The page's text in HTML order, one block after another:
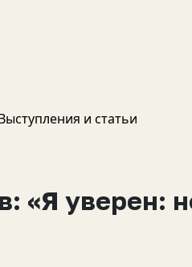
и статьи
«Я уверен: